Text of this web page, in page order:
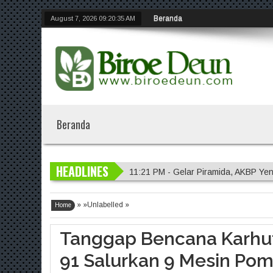
August 7, 2026 09:20:36 AM Beranda
Beranda
HEADLINES
11:21 PM - Gelar Piramida, AKBP
11:18 PM - Polres Probolinggo
7:14 PM - Polisi Sambangi Lahan
11:23 PM - Kapolres Gresik
Home » »Unlabelled »
Tanggap Bencana
91 Salurkan 9 Mesin